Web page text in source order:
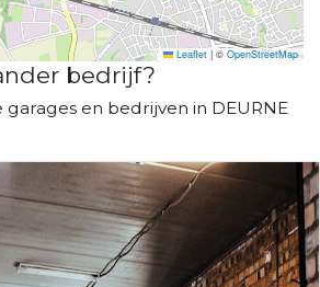
Leaflet | © OpenStreetMap
bedrijf?
en bedrijven in DEURNE